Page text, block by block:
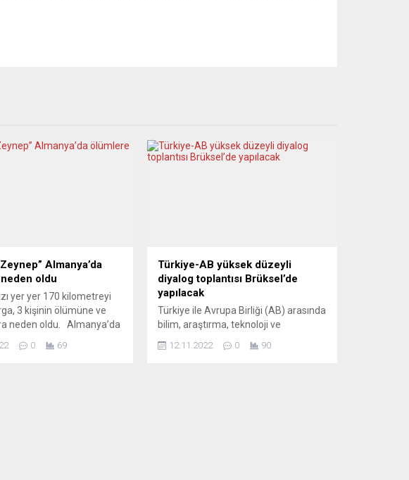
Almanya’da
oldu
yer yer 170 kilometreyi
3 kişinin ölümüne ve
neden oldu. Almanya’da
3 kişi hayatını
0 69
Türkiye-AB yüksek düzeyli
diyalog toplantısı Brüksel’de
yapılacak
Türkiye ile Avrupa Birliği (AB) arasında
bilim, araştırma, teknoloji ve
diyalog toplantısı Brüksel’de
12.11.2022 0 90